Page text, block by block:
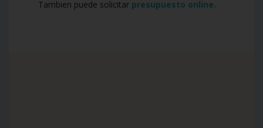
Tambien puede solicitar presupuesto online.